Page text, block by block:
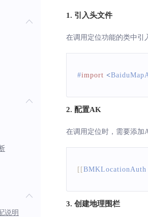
说明
1. 引入头文件
在调用定位功能的类中引
#import <
2. 配置AK
在调用定位时，需要添加
[ [BMKLocationAuth
3. 创建地理围栏